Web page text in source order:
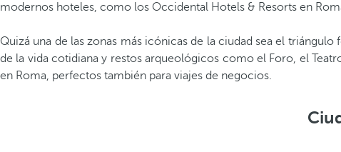
modernos hoteles, como los Occidental Hotels & Resorts en
Quizá una de las zonas más icónicas de la ciudad sea el
de la vida cotidiana y restos arqueológicos como el Foro, el
en Roma, perfectos también para viajes de negocios.